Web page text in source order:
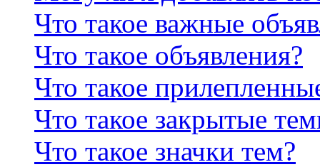
Что такое важные
Что такое объявления?
Что такое
Что такое закрытые
Что такое значки тем?